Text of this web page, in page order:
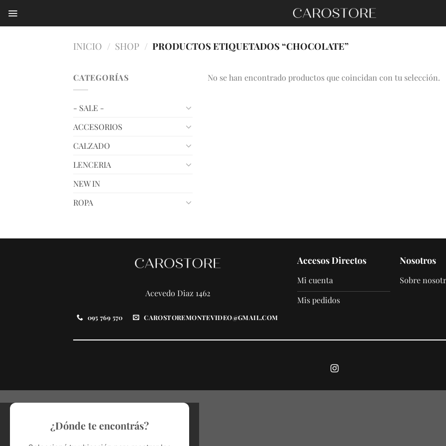
INICIO / SHOP / PRODUCTOS ETIQUETADOS “CHOCOLATE”
CATEGORÍAS
- SALE -
ACCESORIOS
CALZADO
LENCERIA
NEW IN
ROPA
No se han encontrado productos que coincidan con tu selección.
Acevedo Diaz 1462
095 769 570 CAROSTOREMONTEVIDEO@GMAIL.COM
Accesos Directos
Mi cuenta
Mis pedidos
Nosotros
Sobre
¿Dónde te encontrás?